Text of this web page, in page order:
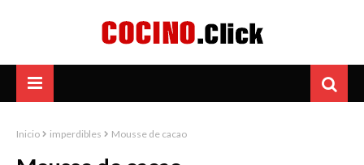
Inicio imperdibles Mousse de cacao